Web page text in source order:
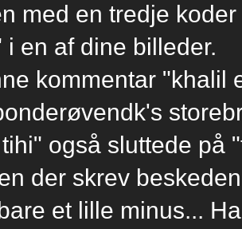
med en tredje
i en af dine billeder.
kommentar "khalil
også sluttede på
der skrev
et lille minus...